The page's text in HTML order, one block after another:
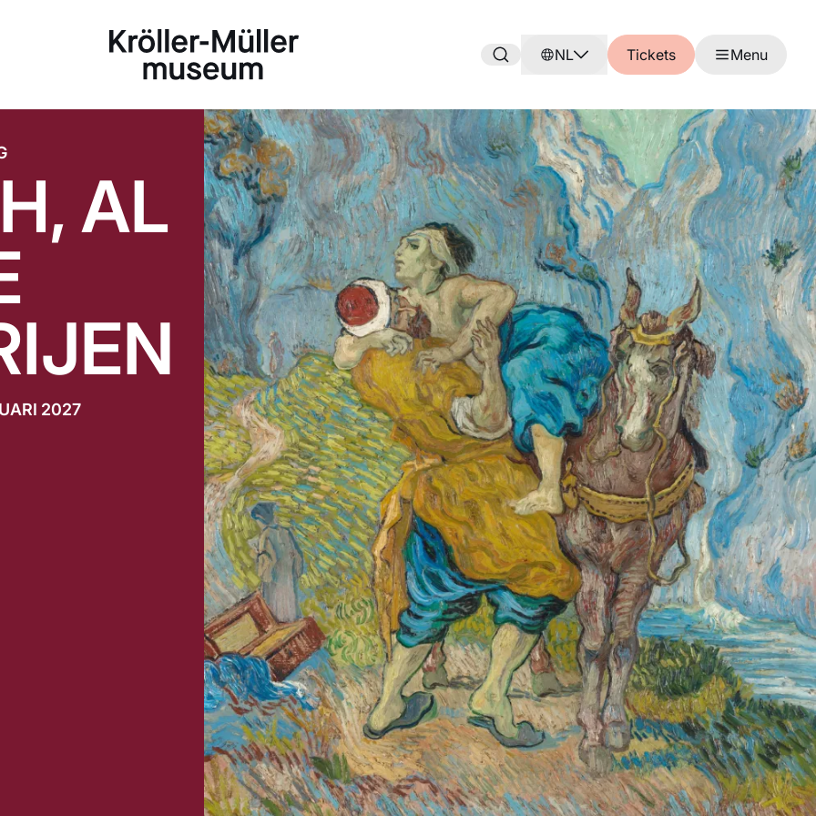
NL Tickets Menu
AL
2027